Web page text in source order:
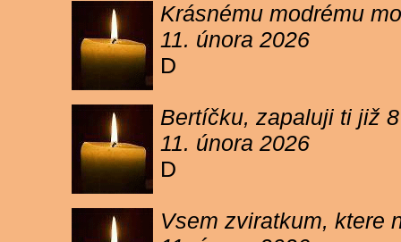
Krásnému modrému
11. února 2026
D
Bertíčku, zapaluji ti již
11. února 2026
D
Vsem zviratkum, ktere